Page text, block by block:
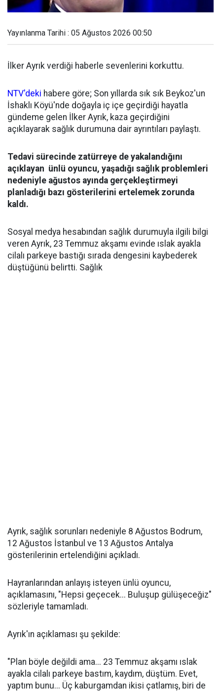
Yayınlanma Tarihi : 05 Ağustos 2026 00:50
İlker Ayrık verdiği haberle sevenlerini korkuttu.
NTV'deki habere göre; Son yıllarda sık sık Beykoz'un
İshaklı Köyü'nde doğayla iç içe geçirdiği hayatla
gündeme gelen İlker Ayrık, kaza geçirdiğini
açıklayarak sağlık durumuna dair ayrıntıları paylaştı.
Tedavi sürecinde zatürreye de yakalandığını
açıklayan ünlü oyuncu, yaşadığı sağlık problemleri
nedeniyle ağustos ayında gerçekleştirmeyi
planladığı bazı gösterilerini ertelemek zorunda
kaldı.
Sosyal medya hesabından sağlık durumuyla ilgili bilgi
veren Ayrık, 23 Temmuz akşamı evinde ıslak ayakla
cilalı parkeye bastığı sırada dengesini kaybederek
düştüğünü belirtti. Sağlık
Ayrık, sağlık sorunları nedeniyle 8 Ağustos Bodrum,
12 Ağustos İstanbul ve 13 Ağustos Antalya
gösterilerinin ertelendiğini açıkladı.
Hayranlarından anlayış isteyen ünlü oyuncu,
açıklamasını, "Hepsi geçecek... Buluşup gülüşeceğiz"
sözleriyle tamamladı.
Ayrık'ın açıklaması şu şekilde:
"Plan böyle değildi ama... 23 Temmuz akşamı ıslak
ayakla cilalı parkeye bastım, kaydım, düştüm. Evet,
yaptım bunu... Üç kaburgamdan ikisi çatlamış, biri de